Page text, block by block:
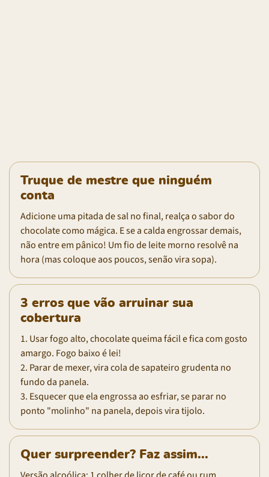
Truque de mestre que ninguém
conta
Adicione uma pitada de sal no final, realça o sabor do
chocolate como mágica. E se a calda engrossar demais,
não entre em pânico! Um fio de leite morno resolvê na
hora (mas coloque aos poucos, senão vira sopa).
3 erros que vão arruinar sua
cobertura
1. Usar fogo alto, chocolate queima fácil e fica com gosto
amargo. Fogo baixo é lei!
2. Parar de mexer, vira cola de sapateiro grudenta no
fundo da panela.
3. Esquecer que ela engrossa ao esfriar, se parar no
ponto "molinho" na panela, depois vira tijolo.
Quer surpreender? Faz assim...